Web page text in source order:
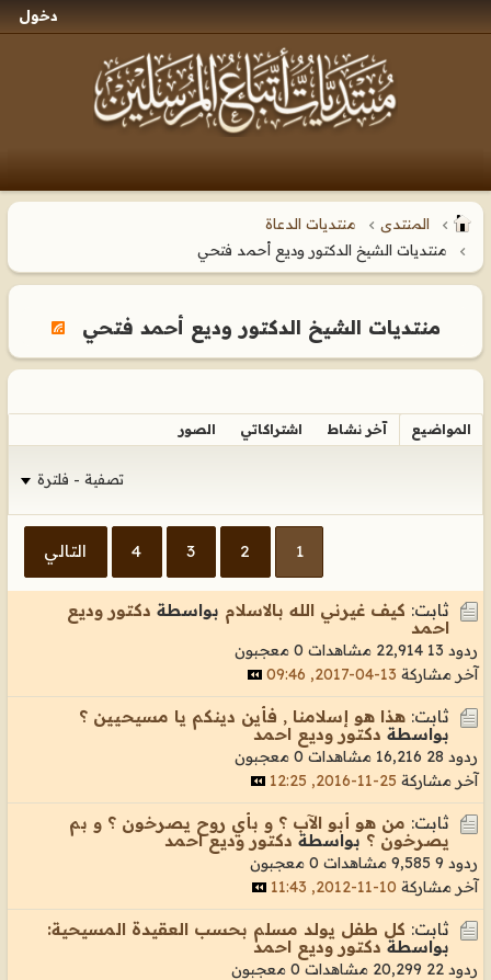
دخول
المنتدى
منتديات الدعاة
منتديات الشيخ الدكتور وديع أحمد فتحي
منتديات الشيخ الدكتور وديع أحمد فتحي
المواضيع آخر نشاط اشتراكاتي الصور
تصفية - فلترة
1
2
3
4 التالي
ثابت: كيف غيرني الله بالاسلام بواسطة دكتور وديع
احمد
ردود 13 22,914 مشاهدات
0 معجبون
آخر مشاركة 13-04-2017, 09:46
ثابت: هذا هو إسلامنا , فأين دينكم يا مسيحيين ؟
بواسطة دكتور وديع احمد
ردود 28 16,216 مشاهدات
0 معجبون
آخر مشاركة 25-11-2016, 12:25
ثابت: من هو أبو الآب ؟ و بأي روح يصرخون ؟ و بم
يصرخون ؟ بواسطة دكتور وديع احمد
ردود 9 9,585 مشاهدات
0 معجبون
آخر مشاركة 10-11-2012, 11:43
ثابت: كل طفل يولد مسلم بحسب العقيدة المسيحية:
بواسطة دكتور وديع احمد
ردود 22 20,299 مشاهدات
0 معجبون